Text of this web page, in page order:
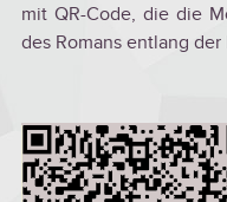
mit QR-Code, die die
des Romans entlang